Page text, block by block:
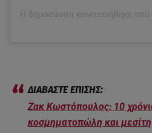
Ζακ Κωστόπουλος: 10
κοσμηματοπώλη και μεσίτη